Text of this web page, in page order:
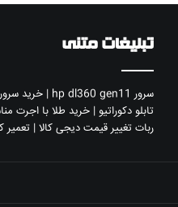
تبلیغات متنی
سرور hp dl360 gen11 | خرید
تابلو دکوراتیو | خرید طلا با اجرت
ربات تغییر قیمت دیجی کالا | تعمیر